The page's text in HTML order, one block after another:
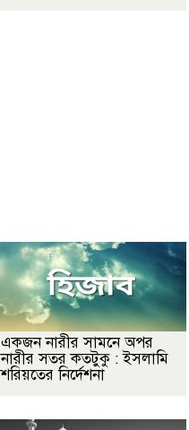
একজন নারীর সামনে অপর
নারীর সতর কতটুকু : ইসলামি
শরিয়তের নির্দেশনা